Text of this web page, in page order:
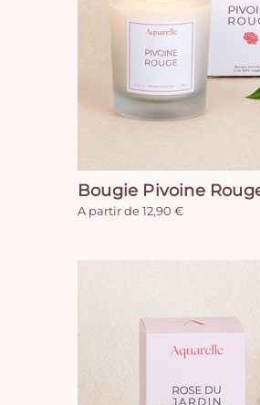
Bougie Pivoine
A partir de 12,90 €